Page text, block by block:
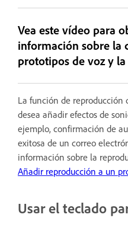
Vea este vídeo para
información sobre la
prototipos de voz y
La función de reproducción
desea añadir efectos de
ejemplo, confirmación de
exitosa de un correo
información sobre la
Añadir reproducción a un
Usar el teclado